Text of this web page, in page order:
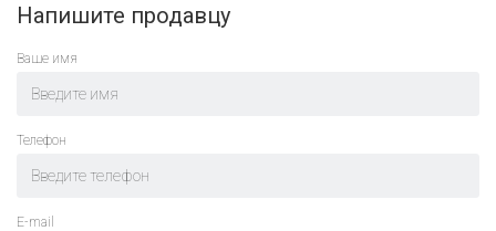
Напишите продавцу
Ваше имя
Телефон
E-mail